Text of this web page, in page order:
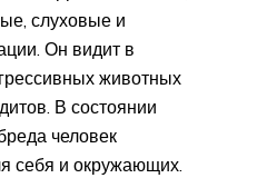
слуховые и
Он видит в
животных
В состоянии
человек
себя и окружающих.